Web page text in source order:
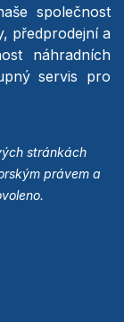
společnost
předprodejní a
náhradních
servis pro
stránkách
právem a